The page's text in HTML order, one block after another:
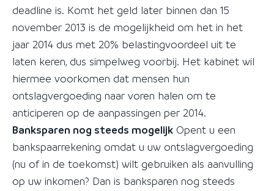
deadline is. Komt het geld later binnen dan 15
november 2013 is de mogelijkheid om het in het
jaar 2014 dus met 20% belastingvoordeel uit te
laten keren, dus simpelweg voorbij. Het kabinet wil
hiermee voorkomen dat mensen hun
ontslagvergoeding naar voren halen om te
anticiperen op de aanpassingen per 2014.
Banksparen nog steeds mogelijk Opent u een
bankspaarrekening omdat u uw ontslagvergoeding
(nu of in de toekomst) wilt gebruiken als aanvulling
op uw inkomen? Dan is banksparen nog steeds